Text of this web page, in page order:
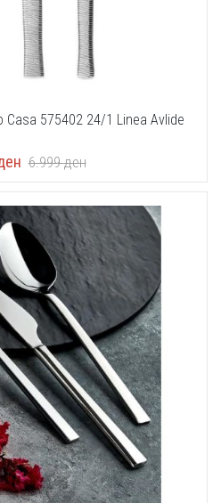
Casa 575402 24/1 Linea Avlide
6.999ден